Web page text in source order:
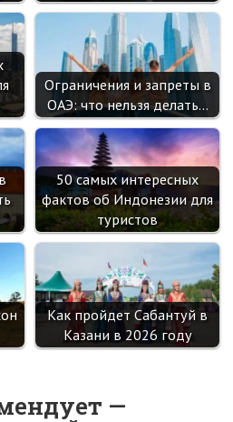
Ограничения и запреты в
ОАЭ: что нельзя делать…
50 самых интересных
фактов об Индонезии для
туристов
Как пройдет Сабантуй в
Казани в 2026 году
—